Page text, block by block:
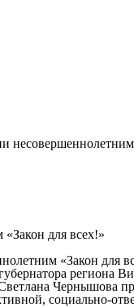
несовершеннолетним
для всех!»
«Закон для
региона
Чернышова
социально-